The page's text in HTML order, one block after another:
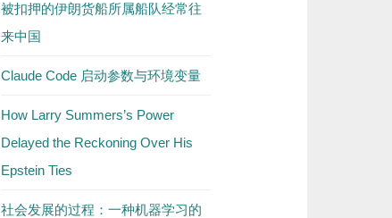
被扣押的伊朗货船所属船队经常往
来中国
Claude Code 启动参数与环境变量
How Larry Summers’s Power
Delayed the Reckoning Over His
Epstein Ties
社会发展的过程：一种机器学习的